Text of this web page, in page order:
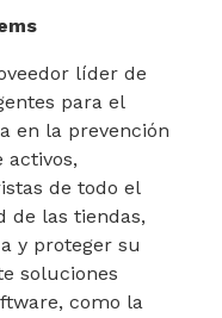
líder de
para el
en la prevención
activos,
de todo el
de las tiendas,
y proteger su
soluciones
como la